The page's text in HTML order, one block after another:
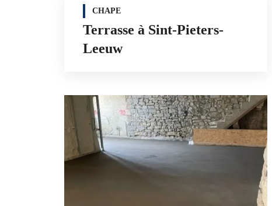
CHAPE
Terrasse à Sint-Pieters-
Leeuw